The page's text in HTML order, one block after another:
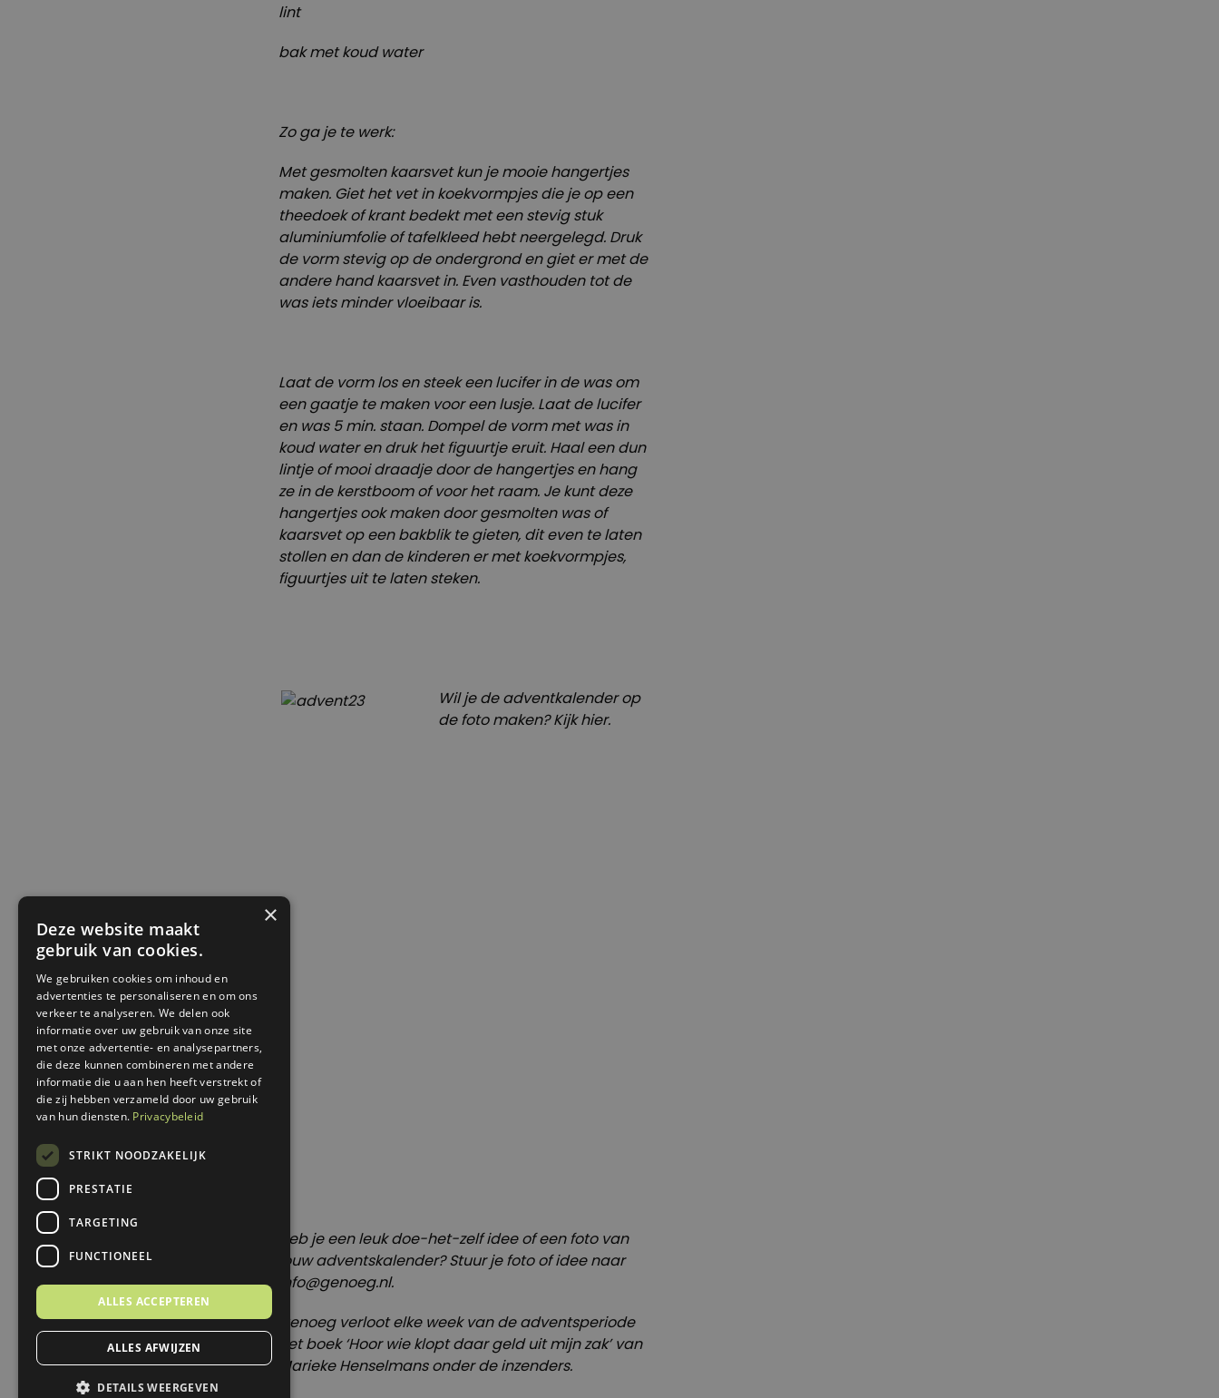
lint
bak met koud water
Zo ga je te werk:
Met gesmolten kaarsvet kun je mooie hangertjes
maken. Giet het vet in koekvormpjes die je op een
theedoek of krant bedekt met een stevig stuk
aluminiumfolie of tafelkleed hebt neergelegd. Druk
de vorm stevig op de ondergrond en giet er met de
andere hand kaarsvet in. Even vasthouden tot de
was iets minder vloeibaar is.
Laat de vorm los en steek een lucifer in de was om
een gaatje te maken voor een lusje. Laat de lucifer
en was 5 min. staan. Dompel de vorm met was in
koud water en druk het figuurtje eruit. Haal een dun
lintje of mooi draadje door de hangertjes en hang
ze in de kerstboom of voor het raam. Je kunt deze
hangertjes ook maken door gesmolten was of
kaarsvet op een bakblik te gieten, dit even te laten
stollen en dan de kinderen er met koekvormpjes,
figuurtjes uit te laten steken.
Wil je de adventkalender op
de foto maken? Kijkhier.
Heb je een leuk doe-het-zelf idee of een foto van
jouw adventskalender? Stuur je foto of idee naar
info@genoeg.nl.
Genoeg verloot elke week van de adventsperiode
het boek ‘Hoor wie klopt daar geld uit mijn zak’ van
Marieke Henselmans onder de inzenders.
×
Deze website maakt
gebruik van cookies.
We gebruiken cookies om inhoud en
advertenties te personaliseren en om ons
verkeer te analyseren. We delen ook
informatie over uw gebruik van onze site
met onze advertentie- en analysepartners,
die deze kunnen combineren met andere
informatie die u aan hen heeft verstrekt of
die zij hebben verzameld door uw gebruik
van hun diensten. Privacybeleid
STRIKT NOODZAKELIJK
PRESTATIE
TARGETING
FUNCTIONEEL
ALLES ACCEPTEREN
ALLES AFWIJZEN
DETAILS WEERGEVEN